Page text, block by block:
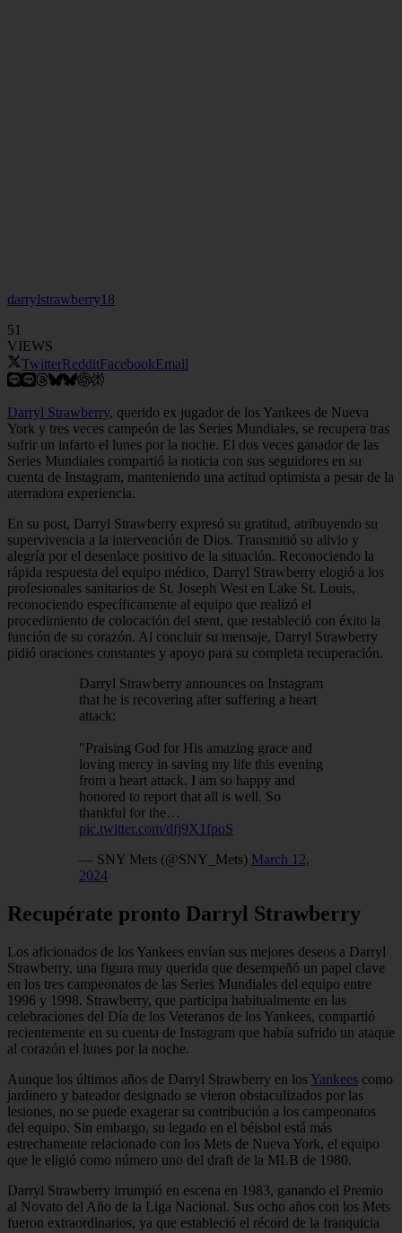
darrylstrawberry18
51
VIEWS
TwitterRedditFacebookEmail
Darryl Strawberry, querido ex jugador de los Yankees de Nueva
York y tres veces campeón de las Series Mundiales, se recupera tras
sufrir un infarto el lunes por la noche. El dos veces ganador de las
Series Mundiales compartió la noticia con sus seguidores en su
cuenta de Instagram, manteniendo una actitud optimista a pesar de la
aterradora experiencia.
En su post, Darryl Strawberry expresó su gratitud, atribuyendo su
supervivencia a la intervención de Dios. Transmitió su alivio y
alegría por el desenlace positivo de la situación. Reconociendo la
rápida respuesta del equipo médico, Darryl Strawberry elogió a los
profesionales sanitarios de St. Joseph West en Lake St. Louis,
reconociendo específicamente al equipo que realizó el
procedimiento de colocación del stent, que restableció con éxito la
función de su corazón. Al concluir su mensaje, Darryl Strawberry
pidió oraciones constantes y apoyo para su completa recuperación.
Darryl Strawberry announces on Instagram
that he is recovering after suffering a heart
attack:
"Praising God for His amazing grace and
loving mercy in saving my life this evening
from a heart attack. I am so happy and
honored to report that all is well. So
thankful for the…
pic.twitter.com/dfj9X1fpoS
— SNY Mets (@SNY_Mets) March 12,
2024
Recupérate pronto Darryl Strawberry
Los aficionados de los Yankees envían sus mejores deseos a Darryl
Strawberry, una figura muy querida que desempeñó un papel clave
en los tres campeonatos de las Series Mundiales del equipo entre
1996 y 1998. Strawberry, que participa habitualmente en las
celebraciones del Día de los Veteranos de los Yankees, compartió
recientemente en su cuenta de Instagram que había sufrido un ataque
al corazón el lunes por la noche.
Aunque los últimos años de Darryl Strawberry en los Yankees como
jardinero y bateador designado se vieron obstaculizados por las
lesiones, no se puede exagerar su contribución a los campeonatos
del equipo. Sin embargo, su legado en el béisbol está más
estrechamente relacionado con los Mets de Nueva York, el equipo
que le eligió como número uno del draft de la MLB de 1980.
Darryl Strawberry irrumpió en escena en 1983, ganando el Premio
al Novato del Año de la Liga Nacional. Sus ocho años con los Mets
fueron extraordinarios, ya que estableció el récord de la franquicia